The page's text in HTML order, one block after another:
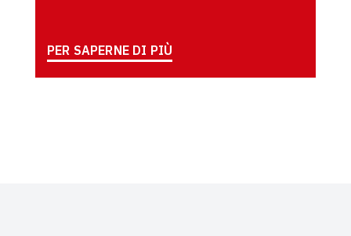
PER SAPERNE DI PIÙ